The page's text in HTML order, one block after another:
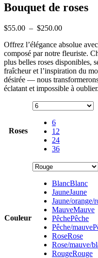
Bouquet de roses
$55.00 – $250.00Plage
prix :
$55.00
à
$250.00
Offrez l’élégance absolue
composé par notre fleuriste.
plus belles roses disponibles,
fraîcheur et l’inspiration du
désirée — nous
éclatant et impossible à oublier.
Roses
6
12
24
36
Couleur
BlancBlanc
JauneJaune
Jaune/orange/
MauveMauve
PêchePêche
Pêche/mauve
RoseRose
Rose/mauve/
RougeRouge